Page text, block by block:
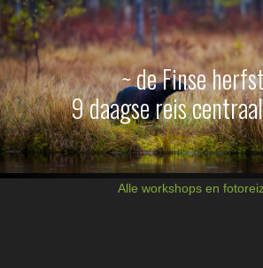
~ de Finse
9 daagse reis
Alle workshops en